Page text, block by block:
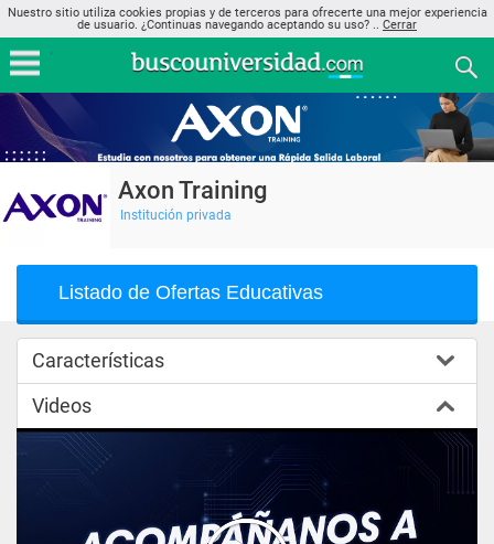
Nuestro sitio utiliza cookies propias y de terceros para ofrecerte una mejor experiencia
de usuario. ¿Continuas navegando aceptando su uso? .. Cerrar
Axon Training
Institución privada
Listado de Ofertas Educativas
Características
Videos